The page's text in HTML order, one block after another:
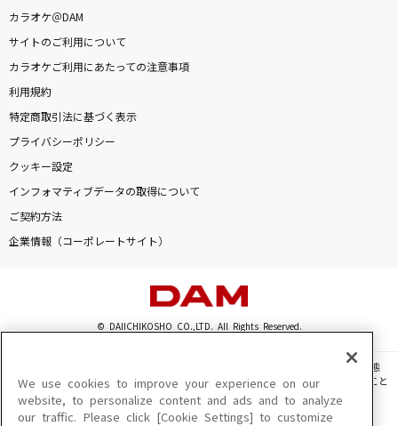
カラオケ＠DAM
サイトのご利用について
カラオケご利用にあたっての注意事項
利用規約
特定商取引法に基づく表示
プライバシーポリシー
クッキー設定
インフォマティブデータの取得について
ご契約方法
企業情報（コーポレートサイト）
© DAIICHIKOSHO CO.,LTD. All Rights Reserved.
このサイトに掲載されている一切の文章・画像・写真・動画・音声等を、手段や形態
を問わず、著作権法の定める範囲を超えて無断で複製、転載、ファイル化などすること
を禁じます。
楽曲及びコンテンツは、機種によりご利用いただけない場合があります。
We use cookies to improve your experience on our
website, to personalize content and ads and to analyze
our traffic. Please click [Cookie Settings] to customize